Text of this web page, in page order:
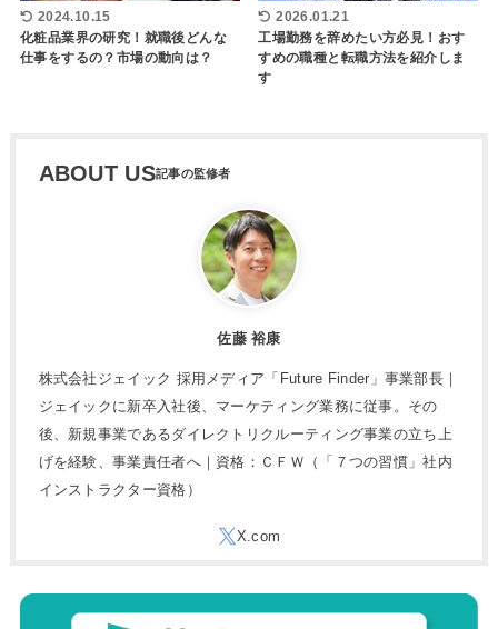
2024.10.15
化粧品業界の研究！就職後どんな
仕事をするの？市場の動向は？
2026.01.21
工場勤務を辞めたい方必見！おす
すめの職種と転職方法を紹介しま
す
ABOUT US
佐藤 裕康
株式会社ジェイック 採用メディア「Future Finder」事業部長｜
ジェイックに新卒入社後、マーケティング業務に従事。その
後、新規事業であるダイレクトリクルーティング事業の立ち上
げを経験、事業責任者へ｜資格：ＣＦＷ（「７つの習慣」社内
インストラクター資格）